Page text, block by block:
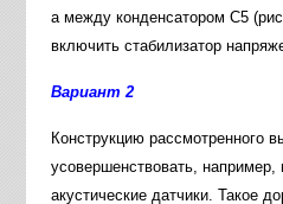
а между конденсатором С5
включить стабилизатор
Вариант 2
Конструкцию рассмотренного
усовершенствовать,
акустические датчики. Такое